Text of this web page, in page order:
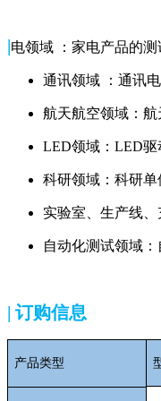
|电领域 ：家电产品的测
通讯领域 ：通讯
航天航空领域：航
LED领域：LED驱
科研领域：科研单
实验室、生产线
自动化测试领域
| 订购信息
产品类型